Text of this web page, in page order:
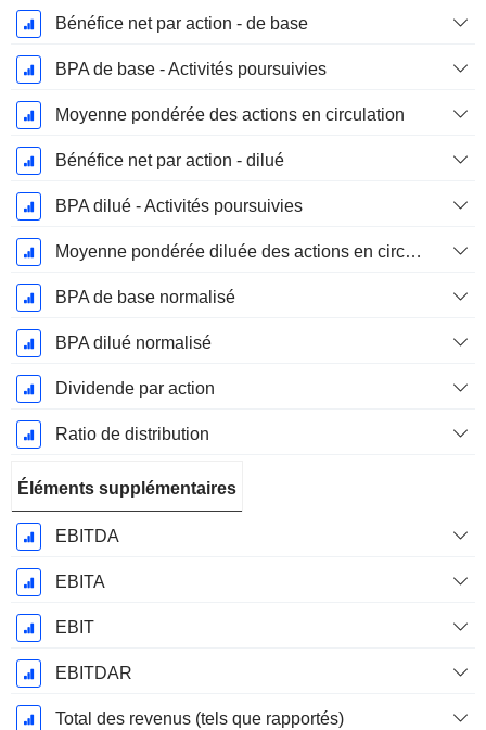
Bénéfice net par action - de base
BPA de base - Activités poursuivies
Moyenne pondérée des actions en circulation
Bénéfice net par action - dilué
BPA dilué - Activités poursuivies
Moyenne pondérée diluée des actions en circulation
BPA de base normalisé
BPA dilué normalisé
Dividende par action
Ratio de distribution
Éléments supplémentaires
EBITDA
EBITA
EBIT
EBITDAR
Total des revenus (tels que rapportés)